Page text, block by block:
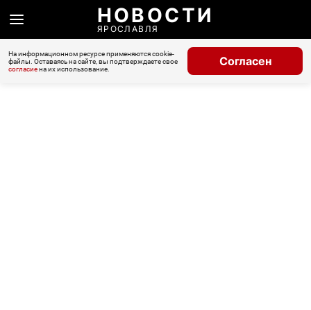
НОВОСТИ
ЯРОСЛАВЛЯ
На информационном ресурсе применяются cookie-
файлы. Оставаясь на сайте, вы подтверждаете свое
согласиена их использование.
Согласен